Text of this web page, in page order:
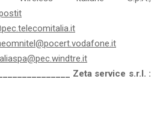
Zeta service s.r.l. :